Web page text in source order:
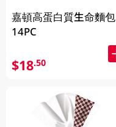
嘉頓高蛋白質生命麵包
14PC
$18.50